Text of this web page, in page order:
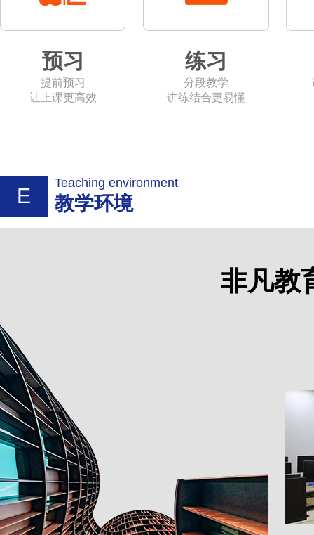
预习
提前预习
让上课更高效
练习
分段教学
讲练结合更易懂
E
Teaching environment
教学环境
非凡教